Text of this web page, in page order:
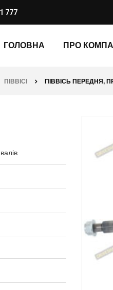
777
ГОЛОВНА ПРО
ПІВВІСІ ПІВВІСЬ ПЕРЕДНЯ,